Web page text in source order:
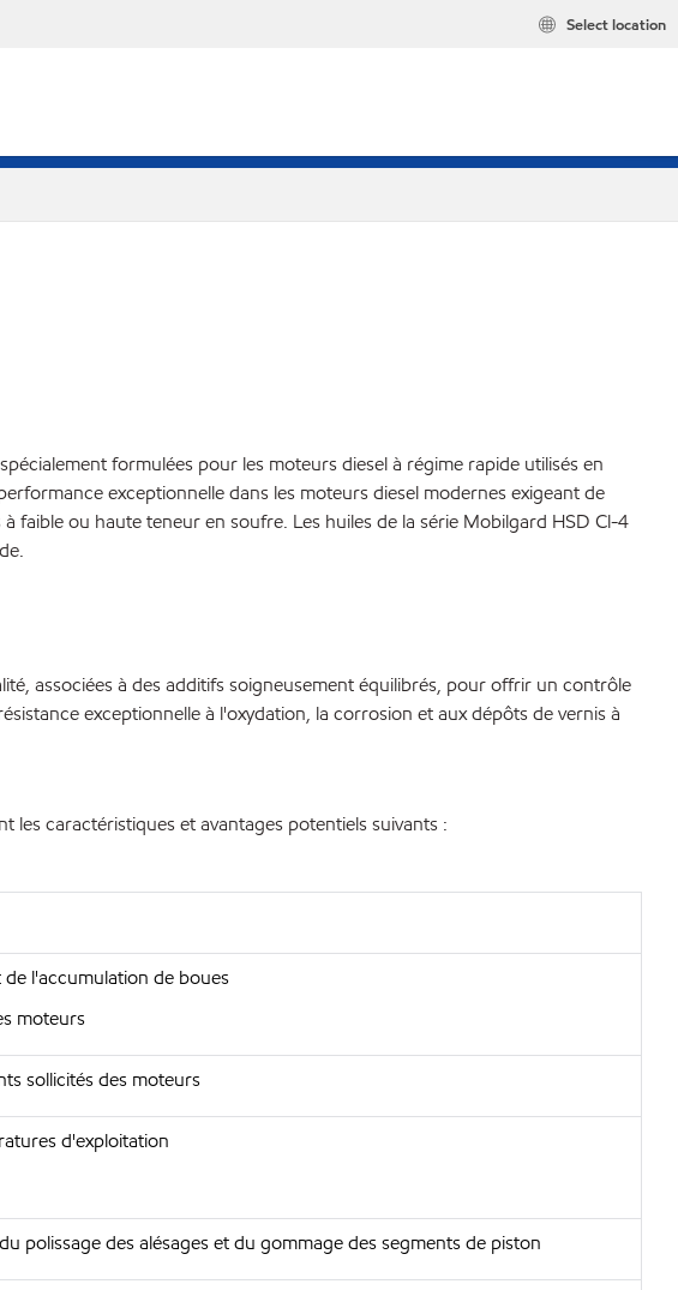
Select location
formulées pour les moteurs diesel à régime rapide utilisés en
exceptionnelle dans les moteurs diesel modernes exigeant de
faible ou haute teneur en soufre. Les huiles de la série Mobilgard HSD Cl-4
associées à des additifs soigneusement équilibrés, pour offrir un contrôle
exceptionnelle à l'oxydation, la corrosion et aux dépôts de vernis à
les caractéristiques et avantages potentiels suivants :
l'accumulation de boues
moteurs
sollicités des moteurs
d'exploitation
polissage des alésages et du gommage des segments de piston